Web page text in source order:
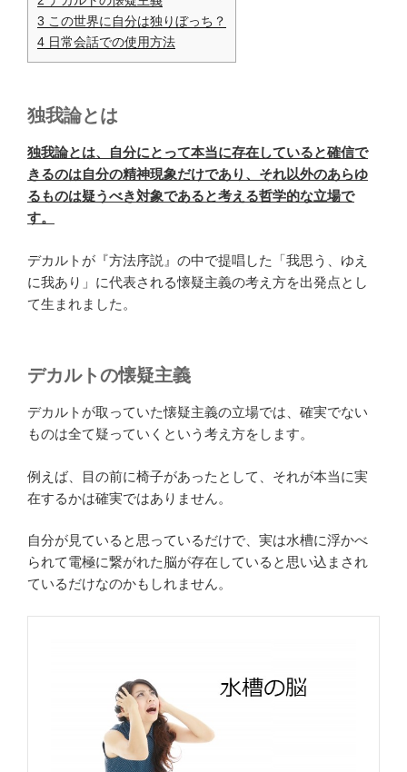
3 この世界に自分は独りぼっち？
4 日常会話での使用方法
独我論とは
独我論とは、自分にとって本当に存在していると確信で
きるのは自分の精神現象だけであり、それ以外のあらゆ
るものは疑うべき対象であると考える哲学的な立場で
す。
デカルトが『方法序説』の中で提唱した「我思う、ゆえ
に我あり」に代表される懐疑主義の考え方を出発点とし
て生まれました。
デカルトの懐疑主義
デカルトが取っていた懐疑主義の立場では、確実でない
ものは全て疑っていくという考え方をします。
例えば、目の前に椅子があったとして、それが本当に実
在するかは確実ではありません。
自分が見ていると思っているだけで、実は水槽に浮かべ
られて電極に繋がれた脳が存在していると思い込まされ
ているだけなのかもしれません。